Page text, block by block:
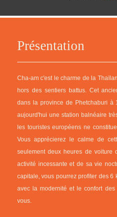
Présentation
Cha-am c'est le charme de la
hors des sentiers battus. Cet
dans la province de Phetchaburi à
aujourd'hui une station balnéaire
les touristes européens ne
Vous apprécierez le calme de
seulement deux heures de voiture
activité incessante et de sa vie
capitale, vous pourrez profiter des
avec la modernité et le confort
vous.